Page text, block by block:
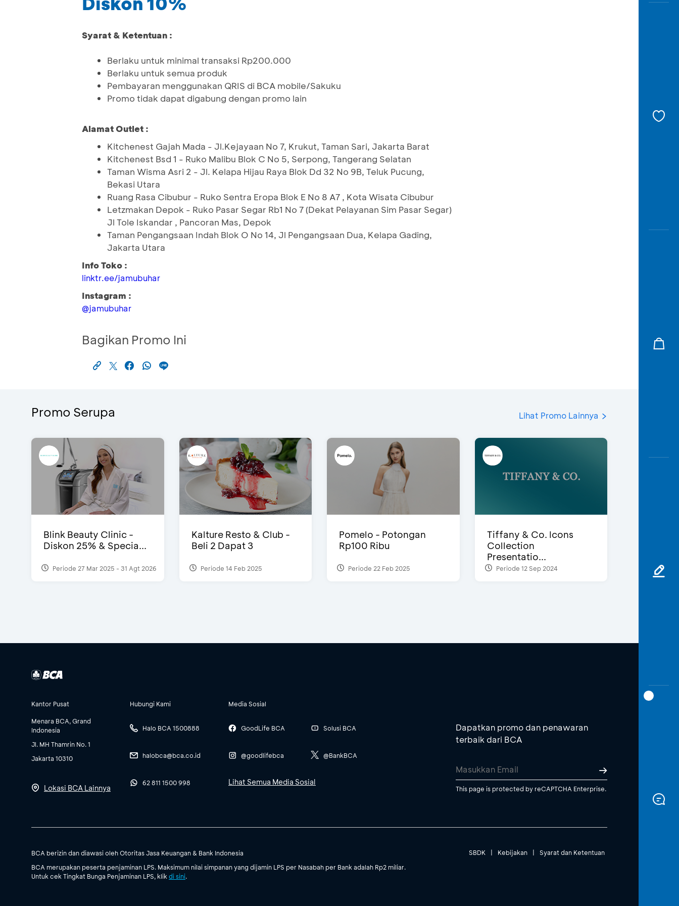
Syarat & Ketentuan :
Berlaku untuk minimal transaksi Rp200.000
Berlaku untuk semua produk
Pembayaran menggunakan QRIS di BCA mobile/Sakuku
Promo tidak dapat digabung dengan promo lain
Alamat Outlet :
Kitchenest Gajah Mada - Jl.Kejayaan No 7, Krukut, Taman Sari, Jakarta Barat
Kitchenest Bsd 1 - Ruko Malibu Blok C No 5, Serpong, Tangerang Selatan
Taman Wisma Asri 2 - Jl. Kelapa Hijau Raya Blok Dd 32 No 9B, Teluk Pucung,
Bekasi Utara
Ruang Rasa Cibubur - Ruko Sentra Eropa Blok E No 8 A7 , Kota Wisata Cibubur
Letzmakan Depok - Ruko Pasar Segar Rb1 No 7 (Dekat Pelayanan Sim Pasar Segar)
Jl Tole Iskandar , Pancoran Mas, Depok
Taman Pengangsaan Indah Blok O No 14, Jl Pengangsaan Dua, Kelapa Gading,
Jakarta Utara
Info Toko :
linktr.ee/jamubuhar
Instagram :
@jamubuhar
Bagikan Promo Ini
Promo Serupa Lihat Promo Lainnya
Blink Beauty Clinic -
Diskon 25% & Specia...
Periode 27 Mar 2025 - 31 Agt 2026
Kalture Resto & Club -
Beli 2 Dapat 3
Periode 14 Feb 2025
Pomelo - Potongan
Rp100 Ribu
Periode 22 Feb 2025
Tiffany & Co. Icons
Collection
Presentatio...
Periode 12 Sep 2024
Kantor Pusat
Menara BCA, Grand
Indonesia
Jl. MH Thamrin No. 1
Jakarta 10310
Lokasi BCA Lainnya
Hubungi Kami
Halo BCA 1500888
halobca@bca.co.id
62 811 1500 998
Media Sosial
GoodLife BCA
@goodlifebca
Solusi BCA
@BankBCA
Lihat Semua Media Sosial
Dapatkan promo dan penawaran
terbaik dari BCA
This page is protected by reCAPTCHA Enterprise.
SBDK | Kebijakan | Syarat dan Ketentuan
BCA berizin dan diawasi oleh Otoritas Jasa Keuangan & Bank Indonesia
BCA merupakan peserta penjaminan LPS. Maksimum nilai simpanan yang dijamin LPS per Nasabah per Bank adalah Rp2 miliar.
Untuk cek Tingkat Bunga Penjaminan LPS, klik di sini.